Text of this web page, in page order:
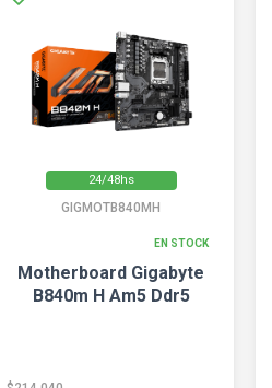
24/48hs
GIGMOTB840MH
EN STOCK
Motherboard Gigabyte
B840m H Am5 Ddr5